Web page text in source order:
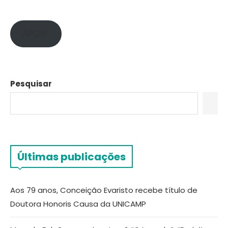
Pesquisar
Últimas publicações
Aos 79 anos, Conceição Evaristo recebe título de
Doutora Honoris Causa da UNICAMP